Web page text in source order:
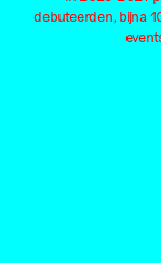
debuteerden, bijna